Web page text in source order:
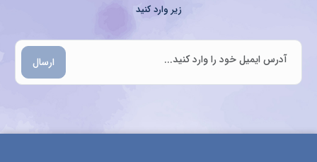
زیر وارد کنید
ارسال